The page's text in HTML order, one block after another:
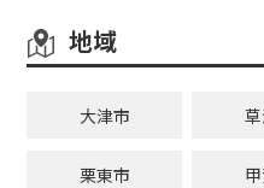
地域
大津市
栗東市